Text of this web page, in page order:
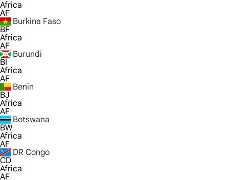
Africa
AF
Burkina Faso
BF
Africa
AF
Burundi
BI
Africa
AF
Benin
BJ
Africa
AF
Botswana
BW
Africa
AF
DR Congo
CD
Africa
AF